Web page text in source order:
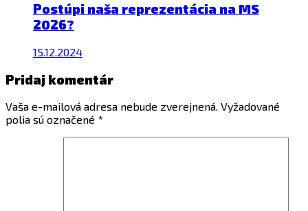
Postúpi naša reprezentácia na MS
2026?
15.12.2024
Pridaj komentár
Vaša e-mailová adresa nebude zverejnená. Vyžadované
polia sú označené *